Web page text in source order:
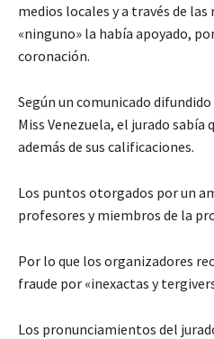
medios locales y a través de las
«ninguno» la había apoyado,
coronación.
Según un comunicado
Miss Venezuela, el jurado sabía
además de sus calificaciones.
Los puntos otorgados por un
profesores y miembros de la
Por lo que los organizadores
fraude por «inexactas y
Los pronunciamientos del